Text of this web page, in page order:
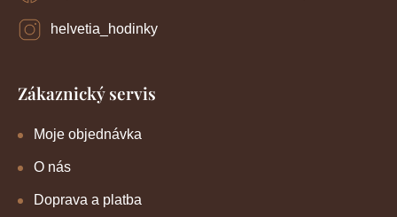
helvetia_hodinky
Zákaznický servis
Moje objednávka
O nás
Doprava a platba